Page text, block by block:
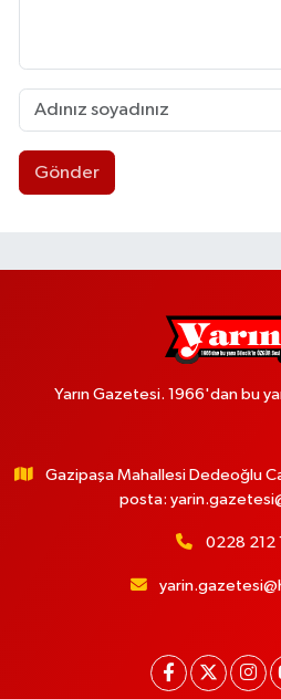
Gönder
Yarın Gazetesi. 1966'dan bu
Gazipaşa Mahallesi Dedeoğlu
posta:
0228 212